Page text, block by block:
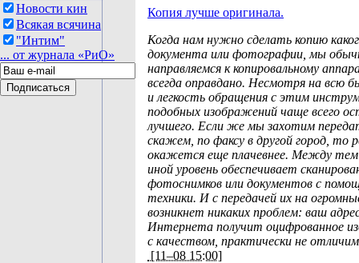
Новости кин
Всякая всячина
"Интим"
... от журнала «РиО»
Копия лучше оригинала.
Когда нам нужно сделать копию
документа или фотографии, мы
направляемся к копировальному
всегда оправдано. Несмотря на всю
и легкость обращения с этим
подобных изображений чаще всего
лучшего. Если же мы захотим
скажем, по факсу в другой город, то
окажется еще плачевнее. Между тем
иной уровень обеспечивает
фотоснимков или документов с
техники. И с передачей их на
возникнет никаких проблем: ваш
Интернета получит оцифрованное
с качеством, практически не
[11–08 15:00]